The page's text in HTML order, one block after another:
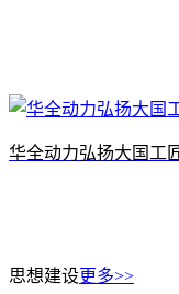
华全动力弘扬大国工
思想建设更多>>